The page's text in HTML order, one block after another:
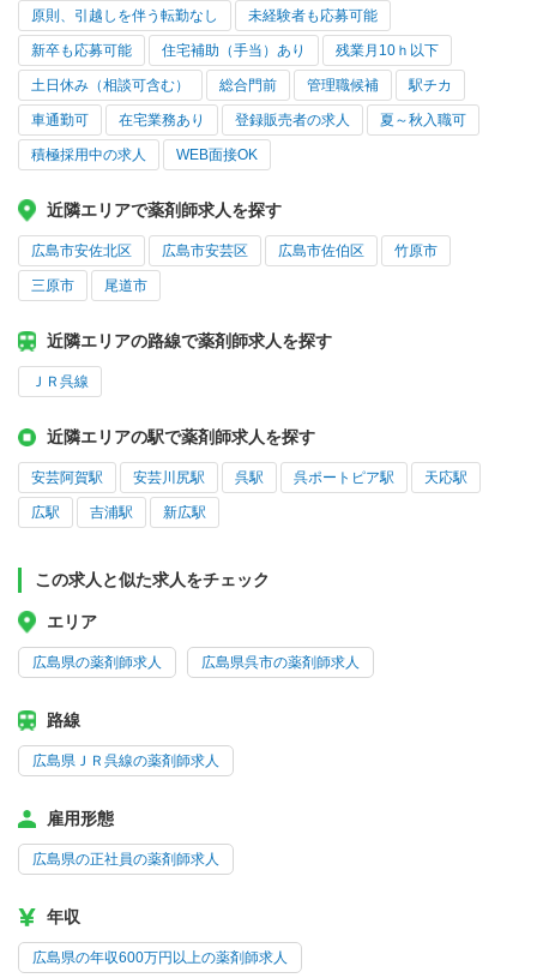
原則、引越しを伴う転勤なし 未経験者も応募可能
新卒も応募可能 住宅補助（手当）あり 残業月10ｈ以下
土日休み（相談可含む） 総合門前 管理職候補 駅チカ
車通勤可 在宅業務あり 登録販売者の求人 夏～秋入職可
積極採用中の求人 WEB面接OK
近隣エリアで薬剤師求人を探す
広島市安佐北区 広島市安芸区 広島市佐伯区 竹原市
三原市 尾道市
近隣エリアの路線で薬剤師求人を探す
ＪＲ呉線
近隣エリアの駅で薬剤師求人を探す
安芸阿賀駅 安芸川尻駅 呉駅 呉ポートピア駅 天応駅
広駅 吉浦駅 新広駅
この求人と似た求人をチェック
エリア
広島県の薬剤師求人 広島県呉市の薬剤師求人
路線
広島県ＪＲ呉線の薬剤師求人
雇用形態
広島県の正社員の薬剤師求人
年収
広島県の年収600万円以上の薬剤師求人